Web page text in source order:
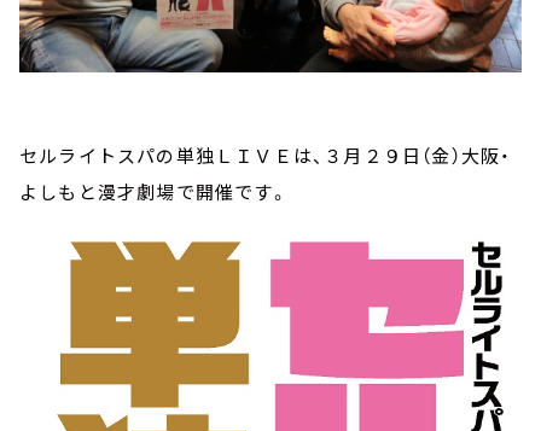
セルライトスパの単独ＬＩＶＥは、３月２９日（金）大阪・
よしもと漫才劇場で開催です。